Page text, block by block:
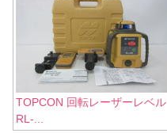
TOPCON 回転レーザーレベル
RL-...